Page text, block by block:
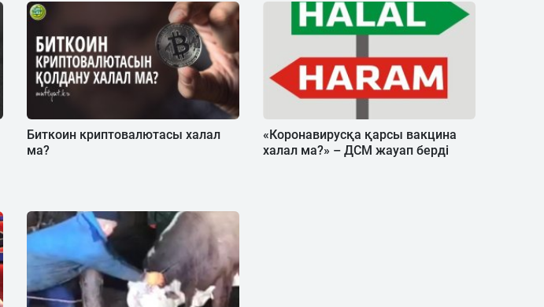
Биткоин криптовалютасы халал
ма?
«Коронавирусқа қарсы вакцина
халал ма?» – ДСМ жауап берді